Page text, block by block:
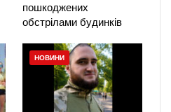
пошкоджених
обстрілами будинків
НОВИНИ